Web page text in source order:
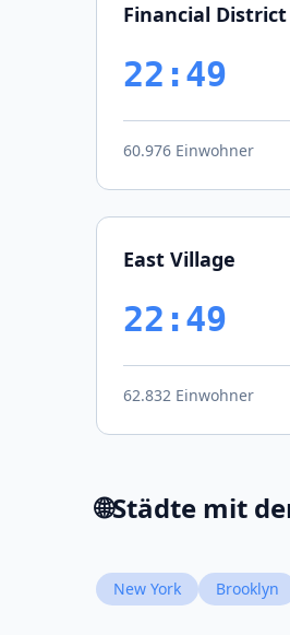
Financial District
22:49
60.976 Einwohner
East Village
22:49
62.832 Einwohner
🌐Städte mit
New York Brooklyn